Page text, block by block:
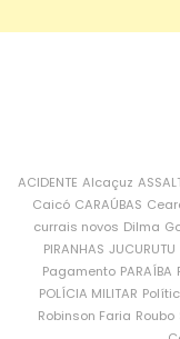
ACIDENTE Alcaçuz
Caicó CARAÚBAS
currais novos Dilma
PIRANHAS JUCURUTU
Pagamento PARAÍBA
POLÍCIA MILITAR
Robinson Faria Roubo